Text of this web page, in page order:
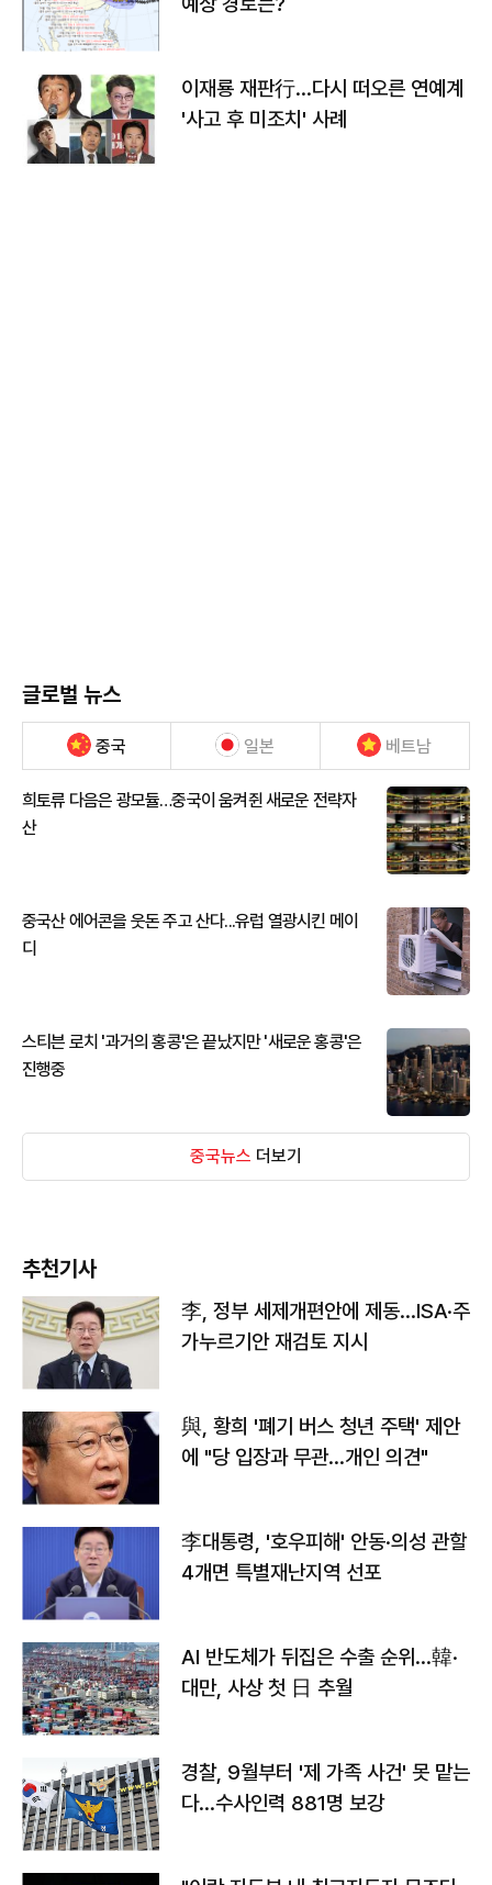
이재룡 재판行…다시 떠오른 연예계
'사고 후 미조치' 사례
글로벌 뉴스
중국 일본 베트남
희토류 다음은 광모듈…중국이 움켜쥔 새로운 전략자
산
중국산 에어콘을 웃돈 주고 산다...유럽 열광시킨 메이
디
스티븐 로치 '과거의 홍콩'은 끝났지만 '새로운 홍콩'은
진행중
중국뉴스 더보기
추천기사
李, 정부 세제개편안에 제동…ISA·주
가누르기안 재검토 지시
與, 황희 '폐기 버스 청년 주택' 제안
에 "당 입장과 무관…개인 의견"
李대통령, '호우피해' 안동·의성 관할
4개면 특별재난지역 선포
AI 반도체가 뒤집은 수출 순위…韓·
대만, 사상 첫 日 추월
경찰, 9월부터 '제 가족 사건' 못 맡는
다…수사인력 881명 보강